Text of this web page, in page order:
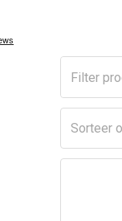
Sorteer